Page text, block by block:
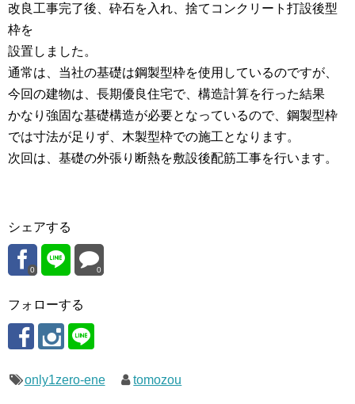
改良工事完了後、砕石を入れ、捨てコンクリート打設後型
枠を
設置しました。
通常は、当社の基礎は鋼製型枠を使用しているのですが、
今回の建物は、長期優良住宅で、構造計算を行った結果
かなり強固な基礎構造が必要となっているので、鋼製型枠
では寸法が足りず、木製型枠での施工となります。
次回は、基礎の外張り断熱を敷設後配筋工事を行います。
シェアする
0 0
フォローする
only1zero-ene tomozou